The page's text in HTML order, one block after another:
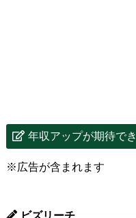
年収アップが期待で
※広告が含まれます
ビズリーチ